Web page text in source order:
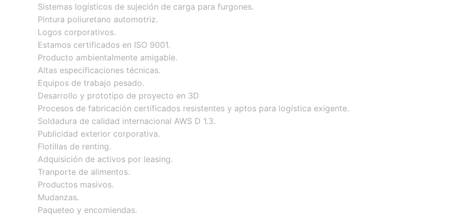
Sistemas logísticos de sujeción de carga para furgones.
Pintura poliuretano automotriz.
Logos corporativos.
Estamos certificados en ISO 9001.
Producto ambientalmente amigable.
Altas especificaciones técnicas.
Equipos de trabajo pesado.
Desarrollo y prototipo de proyecto en 3D
Procesos de fabricación certificados resistentes y aptos para logística exigente.
Soldadura de calidad internacional AWS D 1.3.
Publicidad exterior corporativa.
Flotillas de renting.
Adquisición de activos por leasing.
Tranporte de alimentos.
Productos masivos.
Mudanzas.
Paqueteo y encomiendas.